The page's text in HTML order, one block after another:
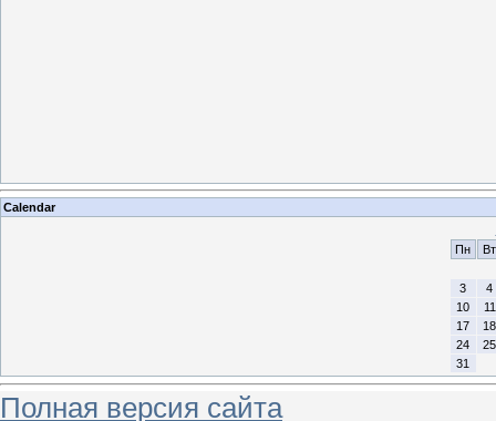
Calendar
Пн
Вт
3
4
10
11
17
18
24
25
31
Полная версия сайта